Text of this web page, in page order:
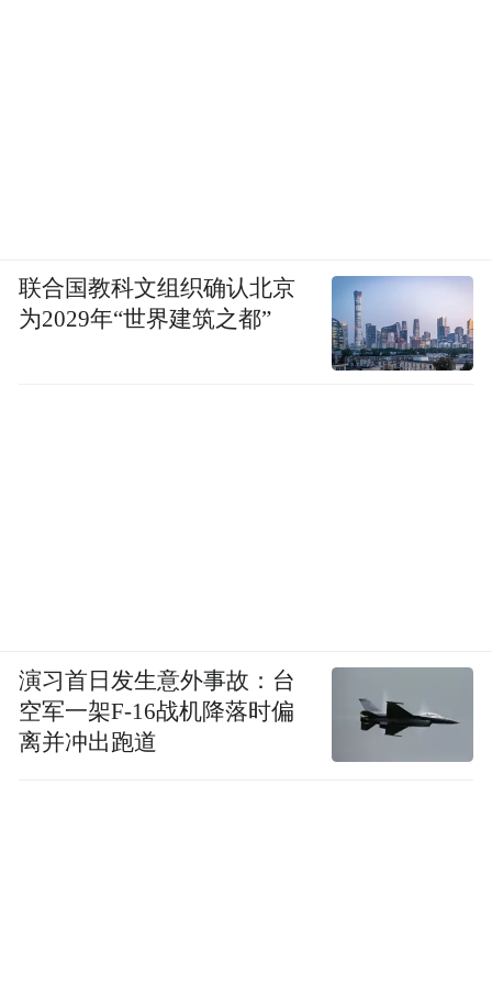
联合国教科文组织确认北京
为2029年“世界建筑之都”
演习首日发生意外事故：台
空军一架F-16战机降落时偏
离并冲出跑道